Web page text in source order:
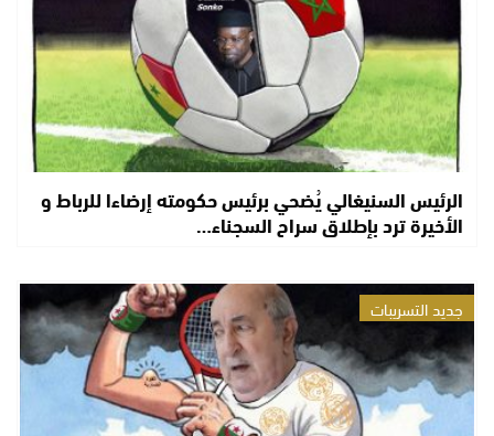
الرئيس السنيغالي يُضحي برئيس حكومته إرضاءا للرباط و
الأخيرة ترد بإطلاق سراح السجناء…
جديد التسريبات